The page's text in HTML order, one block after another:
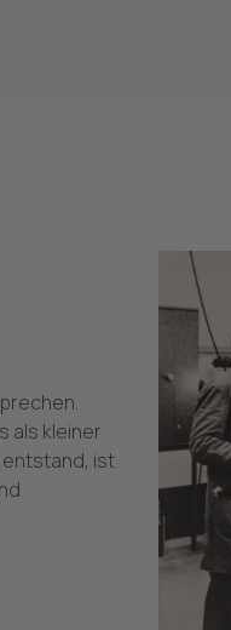
als kleiner
entstand, ist